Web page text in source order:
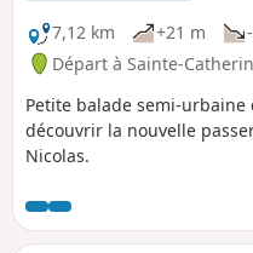
7,12 km
+21 m
Départ à Sainte-
Petite balade semi-
découvrir la nouvelle
Nicolas.